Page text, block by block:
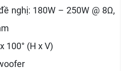
nghị: 180W – 250W @ 8Ω,
100° (H x V)